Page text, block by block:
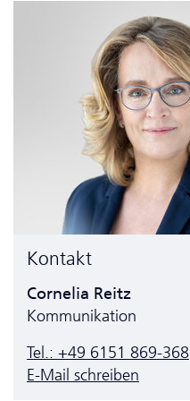
Kontakt
Cornelia Reitz
Kommunikation
Tel.: +49 6151 869-368
E-Mail schreiben